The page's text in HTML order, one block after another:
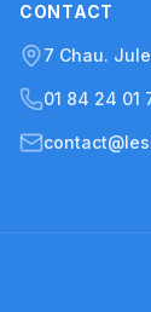
CONTACT
7 Chau.
01 84 24 01